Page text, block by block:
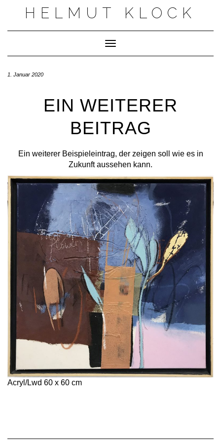
HELMUT KLOCK
Toggle Navigation
1. Januar 2020
EIN WEITERER
BEITRAG
Ein weiterer Beispieleintrag, der zeigen soll wie es in
Zukunft aussehen kann.
Acryl/Lwd 60 x 60 cm